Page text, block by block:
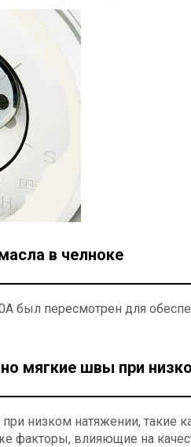
в челноке
был пересмотрен для
мягкие швы при
низком натяжении, такие
факторы, влияющие на